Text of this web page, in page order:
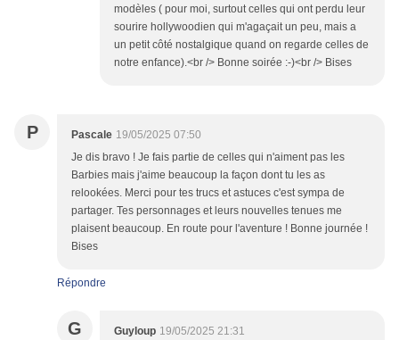
modèles ( pour moi, surtout celles qui ont perdu leur
sourire hollywoodien qui m'agaçait un peu, mais a
un petit côté nostalgique quand on regarde celles de
notre enfance).<br /> Bonne soirée :-)<br /> Bises
P Pascale 19/05/2025 07:50
Je dis bravo ! Je fais partie de celles qui n'aiment pas les
Barbies mais j'aime beaucoup la façon dont tu les as
relookées. Merci pour tes trucs et astuces c'est sympa de
partager. Tes personnages et leurs nouvelles tenues me
plaisent beaucoup. En route pour l'aventure ! Bonne journée !
Bises
Répondre
G Guyloup 19/05/2025 21:31